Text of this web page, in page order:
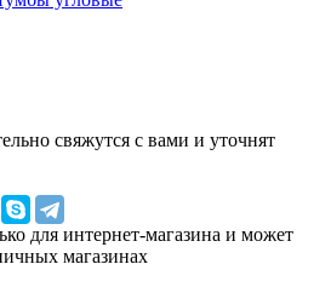
свяжутся с вами и уточнят
для интернет-магазина и может
магазинах